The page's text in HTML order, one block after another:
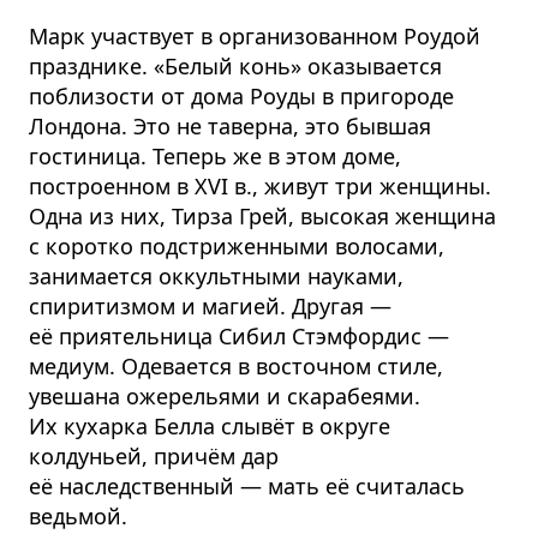
Марк участвует в организованном Роудой
празднике. «Белый конь» оказывается
поблизости от дома Роуды в пригороде
Лондона. Это не таверна, это бывшая
гостиница. Теперь же в этом доме,
построенном в XVI в., живут три женщины.
Одна из них, Тирза Грей, высокая женщина
с коротко подстриженными волосами,
занимается оккультными науками,
спиритизмом и магией. Другая —
её приятельница Сибил Стэмфордис —
медиум. Одевается в восточном стиле,
увешана ожерельями и скарабеями.
Их кухарка Белла слывёт в округе
колдуньей, причём дар
её наследственный — мать её считалась
ведьмой.